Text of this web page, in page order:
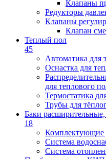
Клапаны
Редукторы
Клапаны
Клапан
Теплый пол
45
Автоматика для
Оснастка для
для теплового
Термостатика
Трубы для
Баки расширительные,
18
Комплектующие
Система
Система